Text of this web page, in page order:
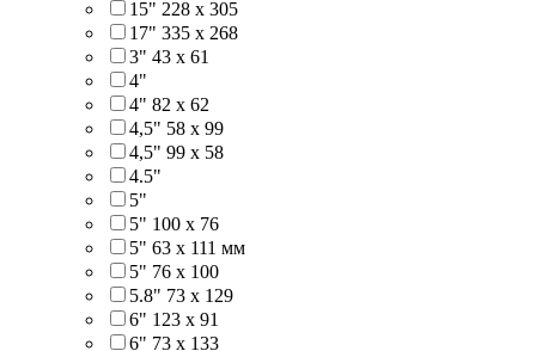
15" 228 x 305
17" 335 х 268
3" 43 x 61
4"
4" 82 x 62
4,5" 58 х 99
4,5" 99 x 58
4.5"
5"
5" 100 x 76
5" 63 x 111 мм
5" 76 х 100
5.8" 73 x 129
6" 123 х 91
6" 73 х 133